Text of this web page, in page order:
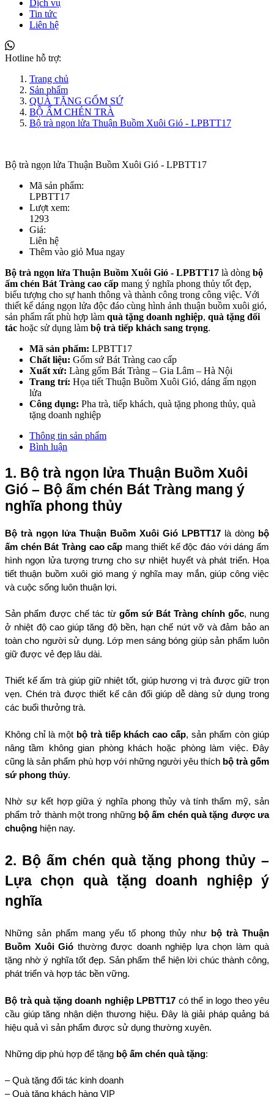
Dịch vụ
Tin tức
Liên hệ
Hotline hỗ trợ:
Trang chủ
Sản phẩm
QUÀ TẶNG GỐM SỨ
BỘ ẤM CHÉN TRÀ
Bộ trà ngọn lửa Thuận Buồm Xuôi Gió - LPBTT17
Bộ trà ngọn lửa Thuận Buồm Xuôi Gió - LPBTT17
Mã sản phẩm:
LPBTT17
Lượt xem:
1293
Giá:
Liên hệ
Thêm vào giỏ Mua ngay
Bộ trà ngọn lửa Thuận Buồm Xuôi Gió - LPBTT17 là dòng bộ
ấm chén Bát Tràng cao cấp mang ý nghĩa phong thủy tốt đẹp,
biểu tượng cho sự hanh thông và thành công trong công việc. Với
thiết kế dáng ngọn lửa độc đáo cùng hình ảnh thuận buồm xuôi gió,
sản phẩm rất phù hợp làm quà tặng doanh nghiệp, quà tặng đối
tác hoặc sử dụng làm bộ trà tiếp khách sang trọng.
Mã sản phẩm: LPBTT17
Chất liệu: Gốm sứ Bát Tràng cao cấp
Xuất xứ: Làng gốm Bát Tràng – Gia Lâm – Hà Nội
Trang trí: Họa tiết Thuận Buồm Xuôi Gió, dáng ấm ngọn
lửa
Công dụng: Pha trà, tiếp khách, quà tặng phong thủy, quà
tặng doanh nghiệp
Thông tin sản phẩm
Bình luận
1. Bộ trà ngọn lửa Thuận Buồm Xuôi
Gió – Bộ ấm chén Bát Tràng mang ý
nghĩa phong thủy
Bộ trà ngọn lửa Thuận Buồm Xuôi Gió LPBTT17 là dòng bộ
ấm chén Bát Tràng cao cấp mang thiết kế độc đáo với dáng ấm
hình ngọn lửa tượng trưng cho sự nhiệt huyết và phát triển. Họa
tiết thuận buồm xuôi gió mang ý nghĩa may mắn, giúp công việc
và cuộc sống luôn thuận lợi.
Sản phẩm được chế tác từ gốm sứ Bát Tràng chính gốc, nung
ở nhiệt độ cao giúp tăng độ bền, hạn chế nứt vỡ và đảm bảo an
toàn cho người sử dụng. Lớp men sáng bóng giúp sản phẩm luôn
giữ được vẻ đẹp lâu dài.
Thiết kế ấm trà giúp giữ nhiệt tốt, giúp hương vị trà được giữ trọn
vẹn. Chén trà được thiết kế cân đối giúp dễ dàng sử dụng trong
các buổi thưởng trà.
Không chỉ là một bộ trà tiếp khách cao cấp, sản phẩm còn giúp
nâng tầm không gian phòng khách hoặc phòng làm việc. Đây
cũng là sản phẩm phù hợp với những người yêu thích bộ trà gốm
sứ phong thủy.
Nhờ sự kết hợp giữa ý nghĩa phong thủy và tính thẩm mỹ, sản
phẩm trở thành một trong những bộ ấm chén quà tặng được ưa
chuộng hiện nay.
2. Bộ ấm chén quà tặng phong thủy –
Lựa chọn quà tặng doanh nghiệp ý
nghĩa
Những sản phẩm mang yếu tố phong thủy như
bộ trà Thuận
Buồm Xuôi Gió thường được doanh nghiệp lựa chọn làm quà
tặng nhờ ý nghĩa tốt đẹp. Sản phẩm thể hiện lời chúc thành công,
phát triển và hợp tác bền vững.
Bộ trà quà tặng doanh nghiệp LPBTT17 có thể in logo theo yêu
cầu giúp tăng nhận diện thương hiệu. Đây là giải pháp quảng bá
hiệu quả vì sản phẩm được sử dụng thường xuyên.
Những dịp phù hợp để tặng bộ ấm chén quà tặng:
– Quà tặng đối tác kinh doanh
– Quà tặng khách hàng VIP